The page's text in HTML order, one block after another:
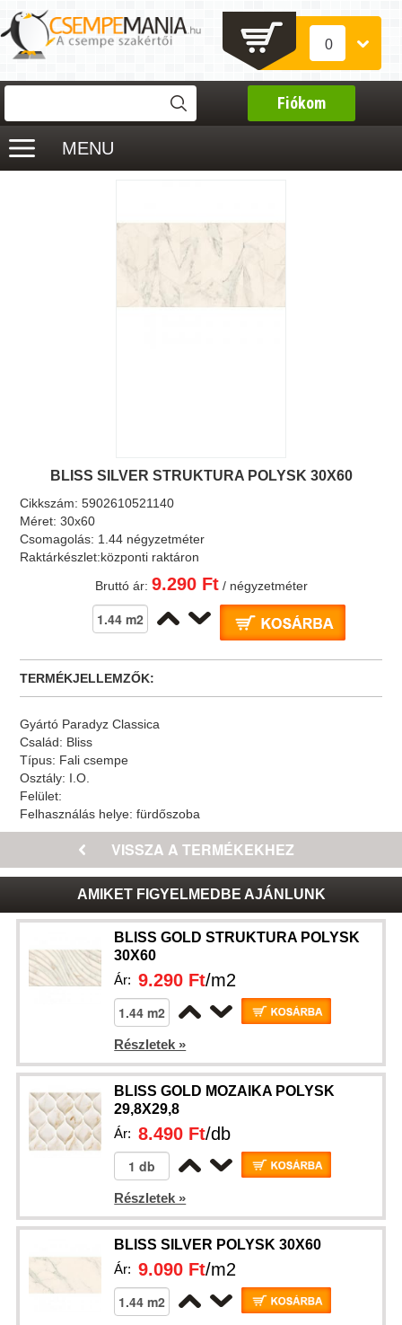
0
Fiókom
MENU
BLISS SILVER STRUKTURA POLYSK 30X60
Cikkszám:5902610521140
Méret:30x60
Csomagolás: 1.44 négyzetméter
Raktárkészlet:központi raktáron
Bruttó ár: 9.290 Ft/ négyzetméter
TERMÉKJELLEMZŐK:
Gyártó Paradyz Classica
Család: Bliss
Típus: Fali csempe
Osztály: I.O.
Felület:
Felhasználás helye:fürdőszoba
AMIKET FIGYELMEDBE AJÁNLUNK
BLISS GOLD STRUKTURA POLYSK
30X60
Ár:9.290 Ft/m2
Részletek »
BLISS GOLD MOZAIKA POLYSK
29,8X29,8
Ár:8.490 Ft/db
Részletek »
BLISS SILVER POLYSK 30X60
Ár:9.090 Ft/m2